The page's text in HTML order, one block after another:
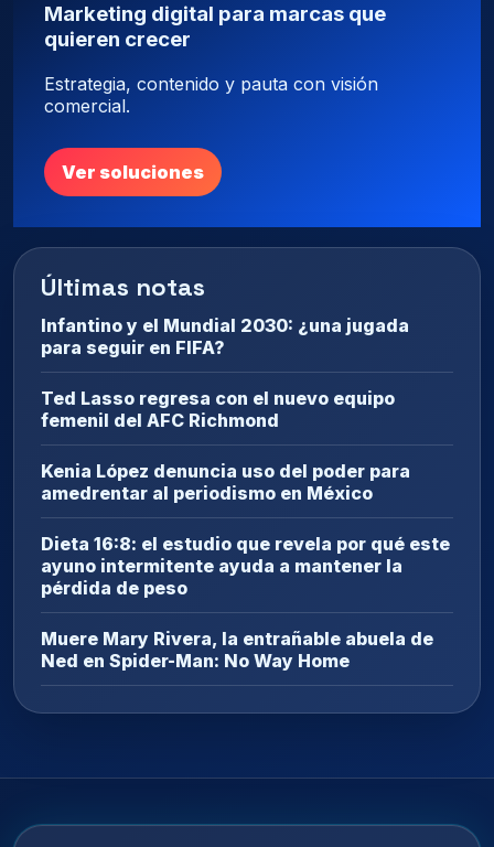
Marketing digital para marcas que
quieren crecer
Estrategia, contenido y pauta con visión
comercial.
Ver soluciones
Últimas notas
Infantino y el Mundial 2030: ¿una jugada
para seguir en FIFA?
Ted Lasso regresa con el nuevo equipo
femenil del AFC Richmond
Kenia López denuncia uso del poder para
amedrentar al periodismo en México
Dieta 16:8: el estudio que revela por qué este
ayuno intermitente ayuda a mantener la
pérdida de peso
Muere Mary Rivera, la entrañable abuela de
Ned en Spider-Man: No Way Home